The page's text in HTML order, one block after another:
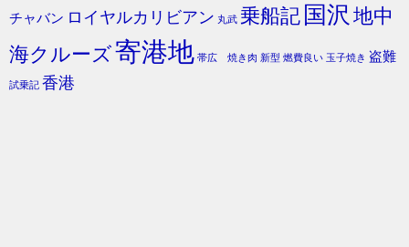
チャバン ロイヤルカリビアン 丸武 乗船記 国沢 地中
海クルーズ寄港地 帯広 焼き肉 新型 燃費良い 玉子焼き 盗難
試乗記 香港